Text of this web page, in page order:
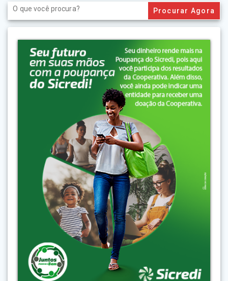
Search
for: